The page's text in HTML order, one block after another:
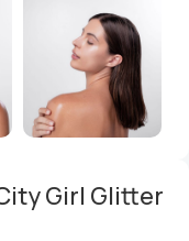
Girl Glitter